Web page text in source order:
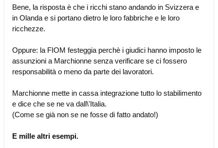
Bene, la risposta è che i ricchi stano andando in Svizzera e
in Olanda e si portano dietro le loro fabbriche e le loro
ricchezze.
Oppure: la FIOM festeggia perchè i giudici hanno imposto le
assunzioni a Marchionne senza verificare se ci fossero
responsabilità o meno da parte dei lavoratori.
Marchionne mette in cassa integrazione tutto lo stabilimento
e dice che se ne va dall\'Italia.
(Come se già non se ne fosse di fatto andato!)
E mille altri esempi.